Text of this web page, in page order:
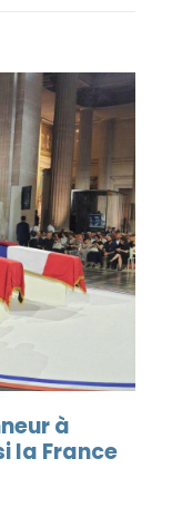
à
la France